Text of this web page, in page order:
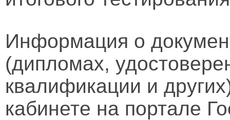
Информация о
(дипломах,
квалификации и
кабинете на портале